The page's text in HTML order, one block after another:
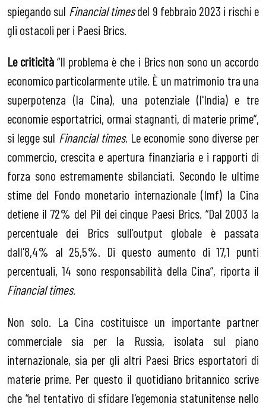
spiegando sul Financial timesdel 9 febbraio 2023 i rischi e
gli ostacoli per i Paesi Brics.
Le criticità“Il problema è che i Brics non sono un accordo
economico particolarmente utile. È un matrimonio tra una
superpotenza (la Cina), una potenziale (l'India) e tre
economie esportatrici, ormai stagnanti, di materie prime”,
si legge sul Financial times. Le economie sono diverse per
commercio, crescita e apertura finanziaria e i rapporti di
forza sono estremamente sbilanciati. Secondo le ultime
stime del Fondo monetario internazionale (Imf) la Cina
detiene il 72% del Pil dei cinque Paesi Brics. “Dal 2003 la
percentuale dei Brics sull’output globale è passata
dall'8,4% al 25,5%. Di questo aumento di 17,1 punti
percentuali, 14 sono responsabilità della Cina”, riporta il
Financial times.
Non solo. La Cina costituisce un importante partner
commerciale sia per la Russia, isolata sul piano
internazionale, sia per gli altri Paesi Brics esportatori di
materie prime. Per questo il quotidiano britannico scrive
che “nel tentativo di sfidare l'egemonia statunitense nello